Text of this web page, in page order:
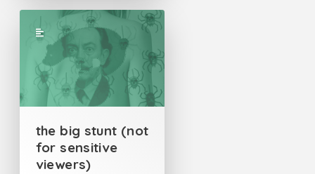
the big stunt (not
for sensitive
viewers)